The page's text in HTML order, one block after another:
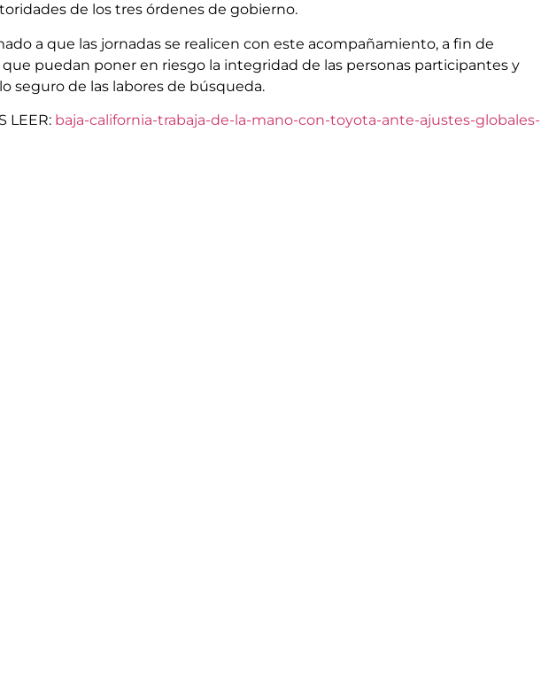
de los tres órdenes de gobierno.
a que las jornadas se realicen con este acompañamiento, a fin de
puedan poner en riesgo la integridad de las personas participantes y
seguro de las labores de búsqueda.
LEER: baja-california-trabaja-de-la-mano-con-toyota-ante-ajustes-globales-